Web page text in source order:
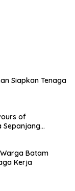
Siapkan Tenaga
of
Sepanjang
Batam
Kerja